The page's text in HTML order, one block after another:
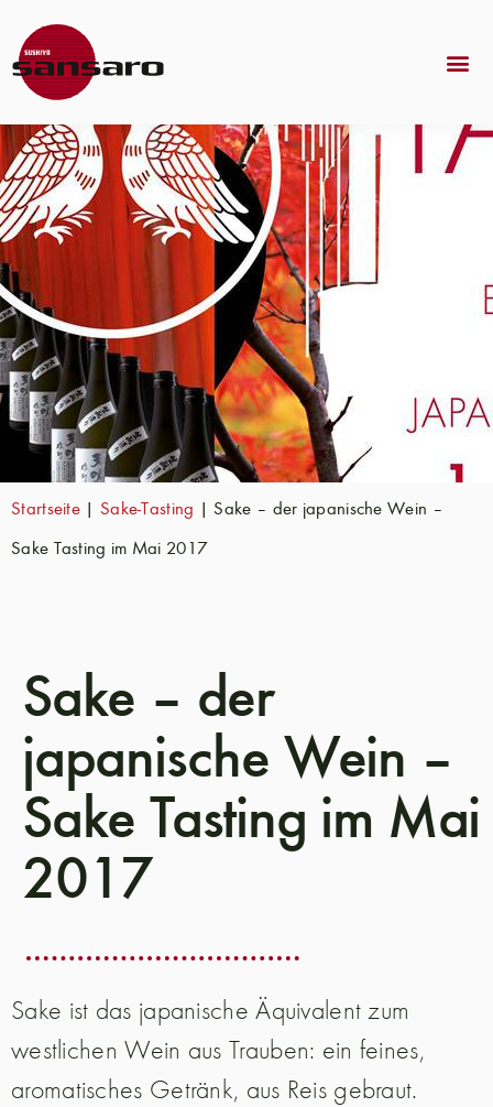
Startseite | Sake-Tasting |Sake – der japanische Wein –
Sake Tasting im Mai 2017
Sake – der
japanische Wein –
Sake Tasting im Mai
2017
Sake ist das japanische Äquivalent zum
westlichen Wein aus Trauben: ein feines,
aromatisches Getränk, aus Reis gebraut.